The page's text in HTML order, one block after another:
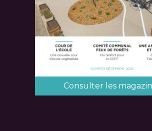
Consulter les